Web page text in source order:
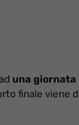
una giornata
finale viene